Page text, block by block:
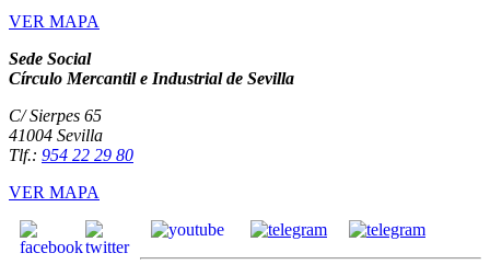
VER MAPA
Sede Social
Círculo Mercantil e Industrial de Sevilla
C/ Sierpes 65
41004 Sevilla
Tlf.: 954 22 29 80
VER MAPA